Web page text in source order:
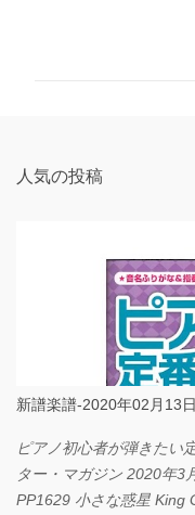
人気の投稿
新譜楽譜-2020年02月13
ピアノ初心者が弾きた
ター・マガジン 2020年
PP1629 小さな惑星